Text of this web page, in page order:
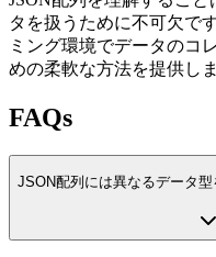
タを扱うために不可欠で
ミング環境でデータのコ
めの柔軟な方法を提供しま
FAQs
JSON配列には異なるデータ